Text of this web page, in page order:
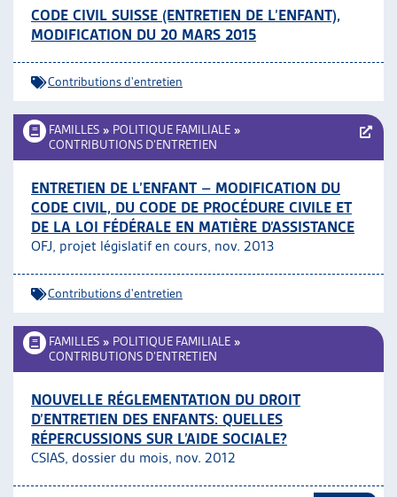
CODE CIVIL SUISSE (ENTRETIEN DE L’ENFANT),
MODIFICATION DU 20 MARS 2015
Contributions d'entretien
FAMILLES » POLITIQUE FAMILIALE »
CONTRIBUTIONS D’ENTRETIEN
ENTRETIEN DE L’ENFANT – MODIFICATION DU
CODE CIVIL, DU CODE DE PROCÉDURE CIVILE ET
DE LA LOI FÉDÉRALE EN MATIÈRE D’ASSISTANCE
OFJ, projet législatif en cours, nov. 2013
Contributions d'entretien
FAMILLES » POLITIQUE FAMILIALE »
CONTRIBUTIONS D’ENTRETIEN
NOUVELLE RÉGLEMENTATION DU DROIT
D’ENTRETIEN DES ENFANTS: QUELLES
RÉPERCUSSIONS SUR L’AIDE SOCIALE?
CSIAS, dossier du mois, nov. 2012